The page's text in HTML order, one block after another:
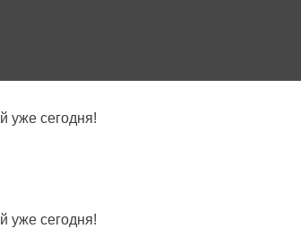
уже сегодня!
уже сегодня!